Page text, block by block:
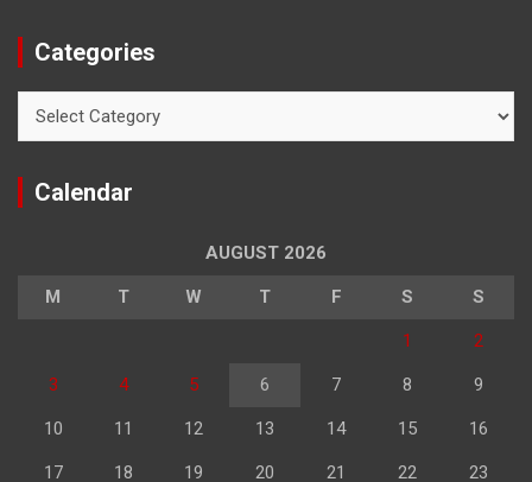
Categories
Calendar
AUGUST 2026
M T W T F S S
1 2
3 4 5 6 7 8 9
10 11 12 13 14 15 16
17 18 19 20 21 22 23